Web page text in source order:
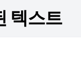
텍스트